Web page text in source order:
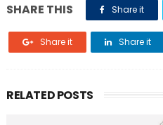
SHARE THIS Share it
Share it Share it
RELATED POSTS